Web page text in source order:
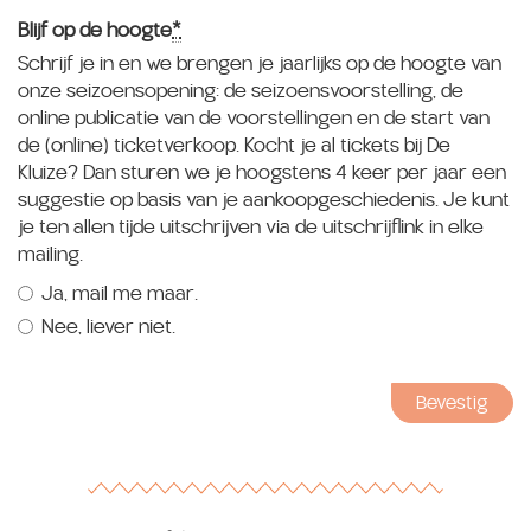
Verdere
gegevens
Blijf op de hoogte*
Verplicht
veld
Schrijf je in en we brengen je jaarlijks op de hoogte van
onze seizoensopening: de seizoensvoorstelling, de
online publicatie van de voorstellingen en de start van
de (online) ticketverkoop. Kocht je al tickets bij De
Kluize? Dan sturen we je hoogstens 4 keer per jaar een
suggestie op basis van je aankoopgeschiedenis. Je kunt
je ten allen tijde uitschrijven via de uitschrijflink in elke
mailing.
Ja, mail me maar.
Nee, liever niet.
Bevestig